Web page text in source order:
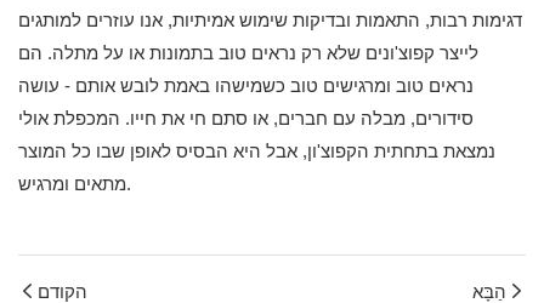
דגימות רבות, התאמות ובדיקות שימוש אמיתיות, אנו עוזרים למותגים
לייצר קפוצ'ונים שלא רק נראים טוב בתמונות או על מתלה. הם
נראים טוב ומרגישים טוב כשמישהו באמת לובש אותם - עושה
סידורים, מבלה עם חברים, או סתם חי את חייו. המכפלת אולי
נמצאת בתחתית הקפוצ'ון, אבל היא הבסיס לאופן שבו כל המוצר
מתאים ומרגיש.
הקודם הַבָּא